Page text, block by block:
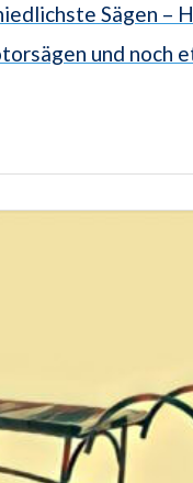
Sägen –
und noch